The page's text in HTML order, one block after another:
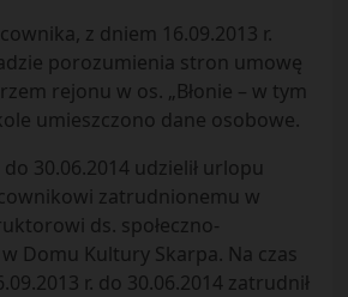
z dniem 16.09.2013 r.
porozumienia stron umowę
rejonu w os. „Błonie – w tym
umieszczono dane osobowe.
do 30.06.2014 udzielił urlopu
zatrudnionemu w
ds. społeczno-
Domu Kultury Skarpa. Na czas
r. do 30.06.2014 zatrudnił